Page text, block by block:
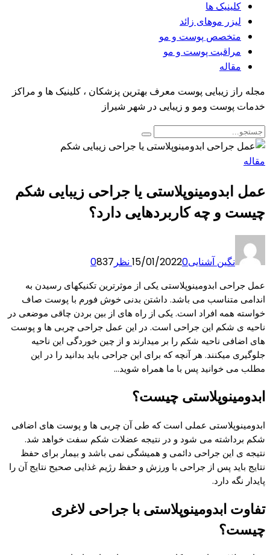
کلینیک ها
لیزر موهای زائد
متخصص پوست و مو
مراقبت پوست و مو
مقاله
مجله راز زیبایی پوست معرف بهترین پزشکان ، کلینیک ها و مراکز
خدمات پوست ومو و زیبایی در شهر شیراز
مقاله
عمل ابدومینوپلاستی یا جراحی زیبایی شکم
چیست و چه کاربردهایی دارد؟
نگین آشنایی 15/01/20220 نظر 0837
عمل جراحی ابدومینوپلاستی یکی از موثرترین تکنیکهای رسیدن به
اندامی متناسب می باشد. داشتن بدنی خوش فورم با پوست صاف
خواسته همه افراد است. یکی از راه های از بین بردن چاقی موضعی در
ناحیه ی شکم این جراحی است. در این عمل جراحی چربی ها و پوست
های اضافی ناحیه شکم را بر میدارند و از چین خوردگی این ناحیه
جلوگیری میکنند. هر آنچه که برای این جراحی باید بدانید را در این
مطلب می خوانید پس با ما همراه شوید…
ابدومینوپلاستی چیست؟
ابدومینوپلاستی عملی است که طی آن چربی ها و پوست های اضافی
شکم برداشته می شود و در نتیجه عضلات شکم سفت خواهد شد.
نتیجه ی این جراحی دائمی و همیشگی نمی باشد و بیمار برای حفظ
نتایج باید پس از جراحی با ورزش و حفظ رژیم غذایی صحیح نتایج آن را
پایدار نگه دارد.
تفاوت ابدومینوپلاستی با جراحی لاغری
چیست؟